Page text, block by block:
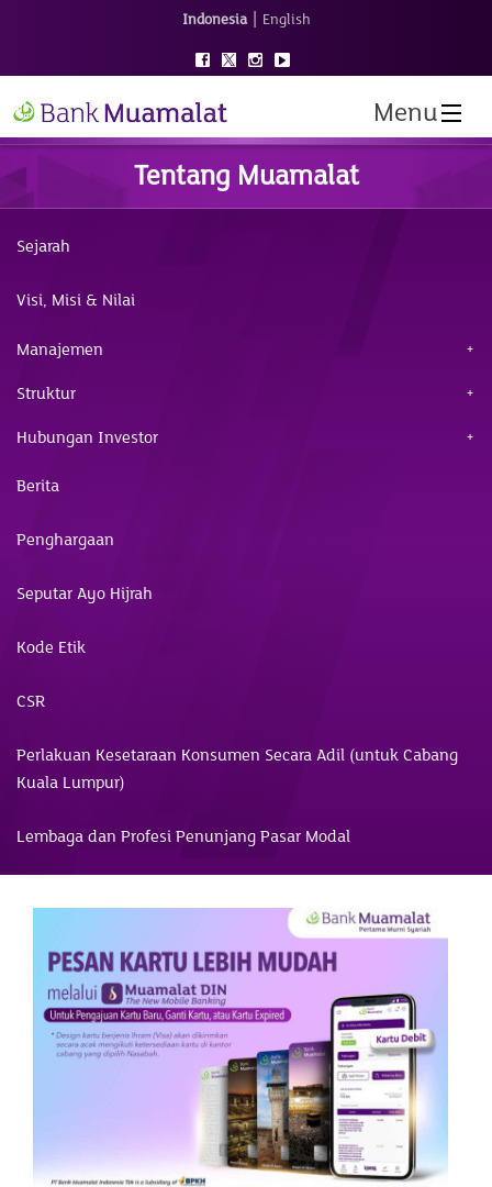
Indonesia | English
Menu
Tentang Muamalat
Sejarah
Visi, Misi & Nilai
Manajemen
Struktur
Hubungan Investor
Berita
Penghargaan
Seputar Ayo Hijrah
Kode Etik
CSR
Perlakuan Kesetaraan Konsumen Secara Adil (untuk Cabang
Kuala Lumpur)
Lembaga dan Profesi Penunjang Pasar Modal